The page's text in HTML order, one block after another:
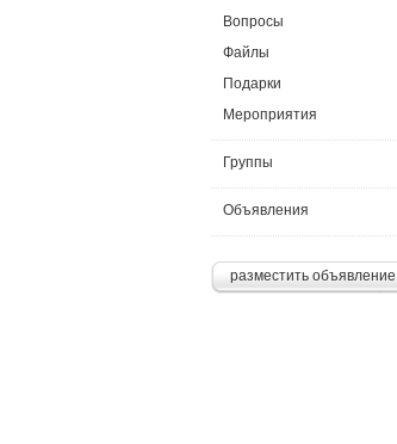
Вопросы
Файлы
Подарки
Мероприятия
Группы
Объявления
разместить объявление